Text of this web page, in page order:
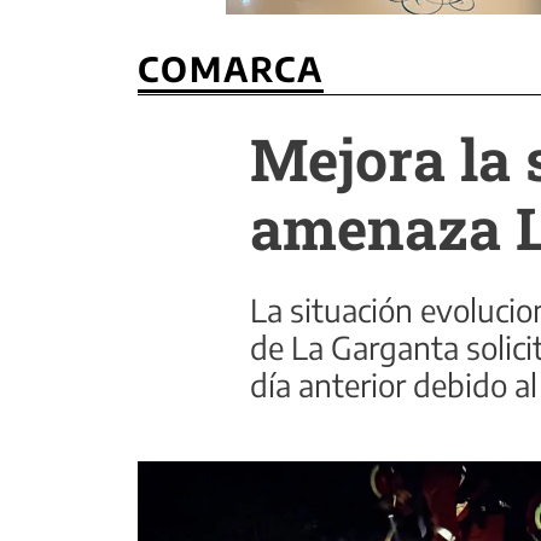
COMARCA
Mejora la
amenaza
La situación
de La Garganta
día anterior debido